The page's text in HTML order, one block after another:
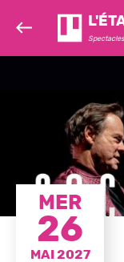
MER
26
MAI 2027